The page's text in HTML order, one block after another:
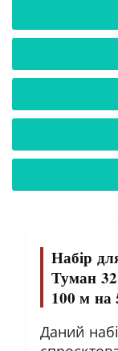
Набір
Туман
100 м на
Даний